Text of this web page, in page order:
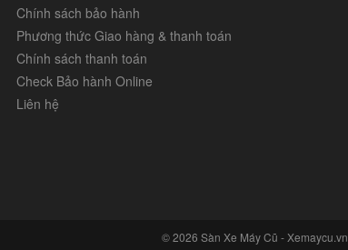
Chính sách bảo hành
Phương thức Giao hàng & thanh toán
Chính sách thanh toán
Check Bảo hành Online
Liên hệ
© 2026 Sàn Xe Máy Cũ - Xemaycu.vn